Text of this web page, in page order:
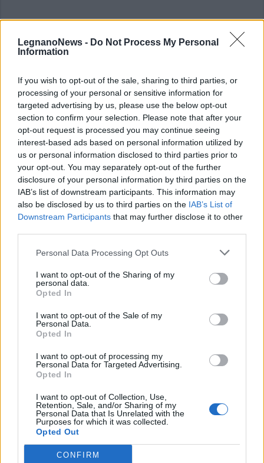
LegnanoNews - Do Not Process My Personal
Information
If you wish to opt-out of the sale, sharing to third parties, or
processing of your personal or sensitive information for
targeted advertising by us, please use the below opt-out
section to confirm your selection. Please note that after your
opt-out request is processed you may continue seeing
interest-based ads based on personal information utilized by
us or personal information disclosed to third parties prior to
your opt-out. You may separately opt-out of the further
disclosure of your personal information by third parties on the
IAB’s list of downstream participants. This information may
also be disclosed by us to third parties on the IAB’s List of
Downstream Participants that may further disclose it to other
Personal Data Processing Opt Outs
I want to opt-out of the Sharing of my
personal data.
Opted In
I want to opt-out of the Sale of my
Personal Data.
Opted In
I want to opt-out of processing my
Personal Data for Targeted Advertising.
Opted In
I want to opt-out of Collection, Use,
Retention, Sale, and/or Sharing of my
Personal Data that Is Unrelated with the
Purposes for which it was collected.
Opted Out
CONFIRM
ALTRE NOTIZIE DI TURBIGO
TURBIGO
Ciclista ucciso a Turbigo, arrestato
35enne per omicidio stradale e
omissione di soccorso